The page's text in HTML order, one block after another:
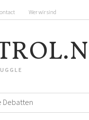
Wer wir sind
Debatten